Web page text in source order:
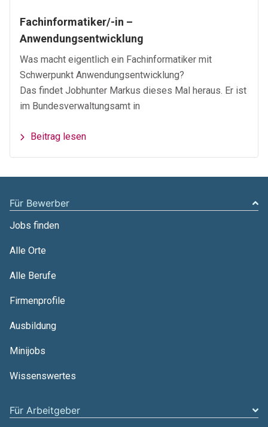
Fachinformatiker/-in –
Anwendungsentwicklung
Was macht eigentlich ein Fachinformatiker mit
Schwerpunkt Anwendungsentwicklung?
Das findet Jobhunter Markus dieses Mal heraus. Er ist
im Bundesverwaltungsamt in
Beitrag lesen
Für Bewerber
Jobs finden
Alle Orte
Alle Berufe
Firmenprofile
Ausbildung
Minijobs
Wissenswertes
Für Arbeitgeber